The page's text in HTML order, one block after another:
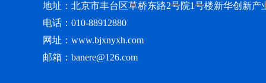
地址：北京市丰台区草桥东路2号院1号楼新华创新产
电话：010-88912880
网址：www.bjxnyxh.com
邮箱：banere@126.com